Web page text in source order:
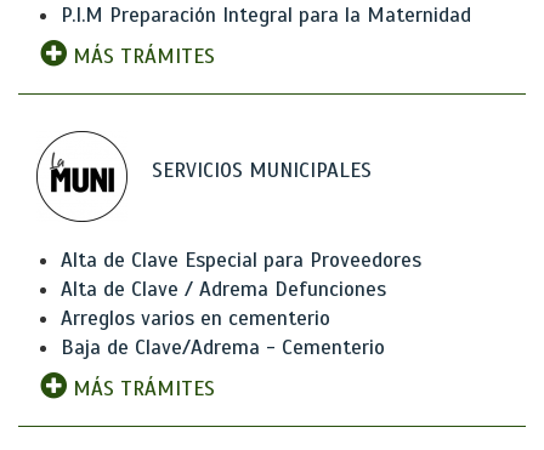
P.I.M Preparación Integral para la Maternidad
MÁS TRÁMITES
SERVICIOS MUNICIPALES
Alta de Clave Especial para Proveedores
Alta de Clave / Adrema Defunciones
Arreglos varios en cementerio
Baja de Clave/Adrema - Cementerio
MÁS TRÁMITES